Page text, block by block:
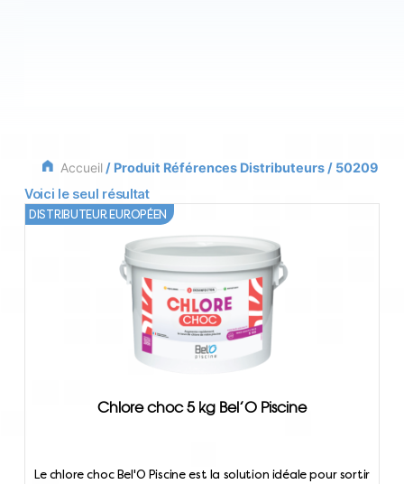
Accueil/ Produit Références Distributeurs / 50209
Voici le seul résultat
Chlore choc 5 kg Bel’O Piscine
DISTRIBUTEUR EUROPÉEN
Le chlore choc Bel'O Piscine est la solution idéale pour sortir